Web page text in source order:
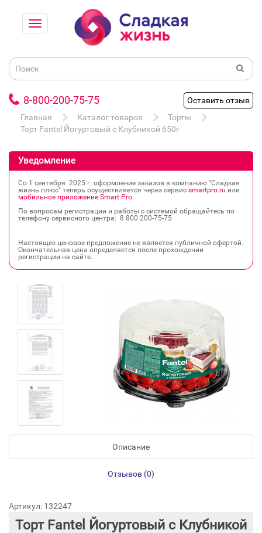
8-800-200-75-75
Оставить отзыв
Главная
Каталог товаров
Торты
Торт Fantel Йогуртовый с Клубникой 650г
Уведомление
Со 1 сентября 2025 г. оформление заказов в компанию "Сладкая
жизнь плюс" теперь осуществляется через сервис smartpro.ru или
мобильное приложение Smart Pro.
По вопросам регистрации и работы с системой обращайтесь по
телефону сервисного центра: 8 800 200‐75‐75
Настоящее ценовое предложение не является публичной офертой.
Окончательная цена определяется после прохождении
регистрации на сайте.
Описание
Отзывов (0)
Артикул: 132247
Торт Fantel Йогуртовый с Клубникой